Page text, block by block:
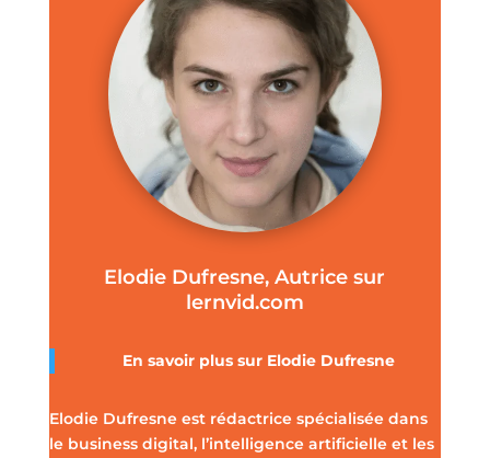
Elodie Dufresne, Autrice sur
lernvid.com
En savoir plus sur Elodie Dufresne
Elodie Dufresne est rédactrice spécialisée dans
le business digital, l’intelligence artificielle et les